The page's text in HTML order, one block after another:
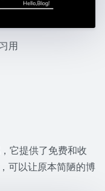
用
它提供了免费和收
可以让原本简陋的博